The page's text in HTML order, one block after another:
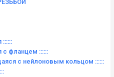
::::::
с фланцем ::::::
с нейлоновым кольцом ::::::